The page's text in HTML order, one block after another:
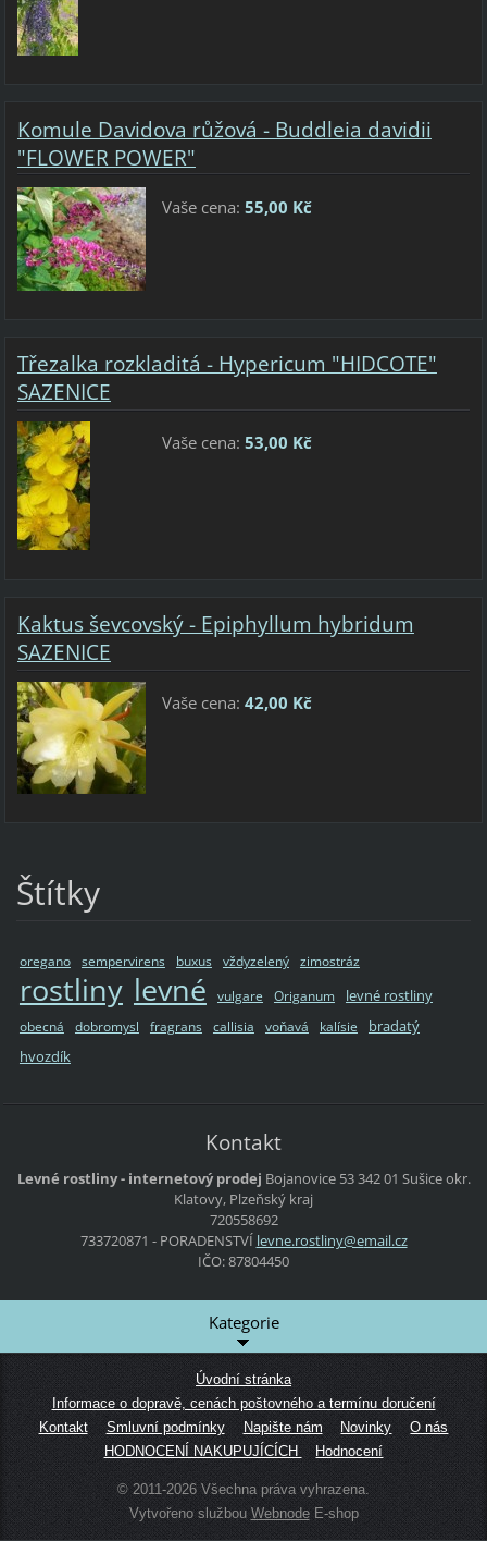
Komule Davidova růžová - Buddleia davidii
"FLOWER POWER"
Vaše cena: 55,00 Kč
Třezalka rozkladitá - Hypericum "HIDCOTE"
SAZENICE
Vaše cena: 53,00 Kč
Kaktus ševcovský - Epiphyllum hybridum
SAZENICE
Vaše cena: 42,00 Kč
Štítky
oregano sempervirens buxus vždyzelený zimostráz
rostliny levné vulgare Origanum levné rostliny
obecná dobromysl fragrans callisia voňavá kalísie
bradatý
hvozdík
Kontakt
Levné rostliny - internetový prodej Bojanovice 53342 01 Sušiceokr.
Klatovy, Plzeňský kraj
720558692
733720871 - PORADENSTVÍ levne.rostliny@email.cz
IČO: 87804450
Kategorie
Úvodní stránka
Informace o dopravě, cenách poštovného a termínu doručení
Kontakt
Smluvní podmínky Napište nám Novinky
O nás
HODNOCENÍ NAKUPUJÍCÍCH
Hodnocení
© 2011-2026 Všechna práva vyhrazena.
Vytvořeno službou WebnodeE-shop